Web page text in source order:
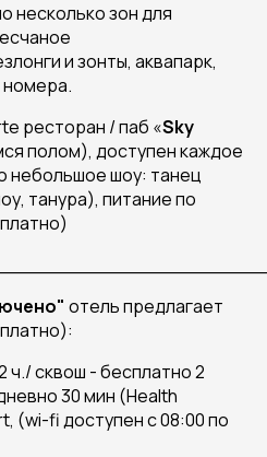
несколько зон для
и зонты, аквапарк,
ресторан / паб «Sky
полом), доступен каждое
небольшое шоу: танец
танура), питание по
отель предлагает
ч./сквош - бесплатно 2
30 мин (Health
, (wi-fiдоступен с 08:00 по